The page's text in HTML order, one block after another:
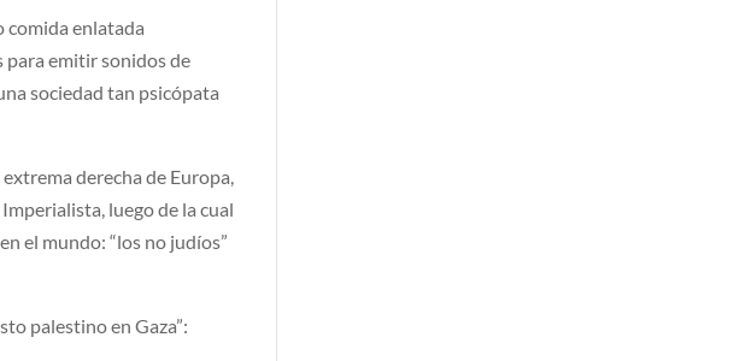
comida enlatada
para emitir sonidos de
sociedad tan psicópata
derecha de Europa,
luego de la cual
el mundo: “los no judíos”
palestino en Gaza”: